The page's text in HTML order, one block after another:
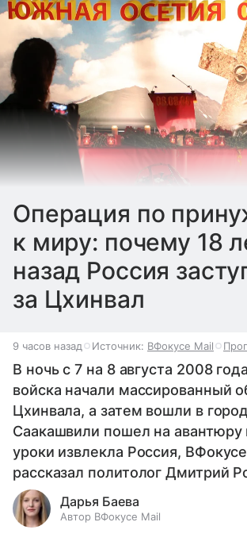
Операция по
к миру: почему 18
назад Россия
за Цхинвал
9 часов назад Источник: ВФокусе Mail
В ночь с 7 на 8 августа 2008
войска начали массированный
Цхинвала, а затем вошли в
Саакашвили пошел на авантюру
уроки извлекла Россия,
рассказал политолог Дмитрий
Дарья Баева
Автор ВФокусе Mail